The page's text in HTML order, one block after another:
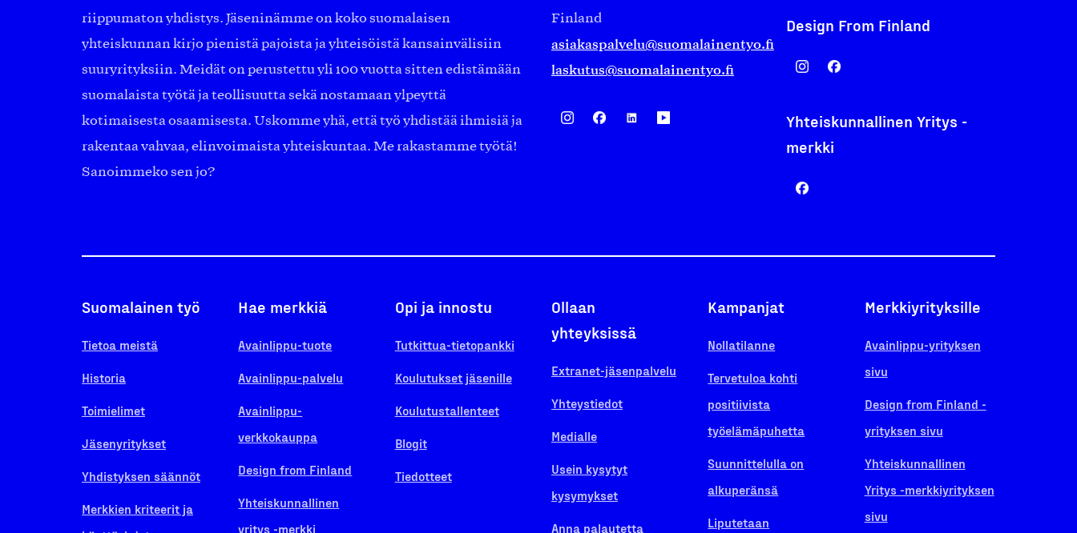
riippumaton yhdistys. Jäseninämme on koko suomalaisen
yhteiskunnan kirjo pienistä pajoista ja yhteisöistä kansainvälisiin
suuryrityksiin. Meidät on perustettu yli 100 vuotta sitten edistämään
suomalaista työtä ja teollisuutta sekä nostamaan ylpeyttä
kotimaisesta osaamisesta. Uskomme yhä, että työ yhdistää ihmisiä ja
rakentaa vahvaa, elinvoimaista yhteiskuntaa. Me rakastamme työtä!
Sanoimmeko sen jo?
Finland
asiakaspalvelu@suomalainentyo.fi
laskutus@suomalainentyo.fi
Design From Finland
Yhteiskunnallinen Yritys -
merkki
Suomalainen työ
Tietoa meistä
Historia
Toimielimet
Jäsenyritykset
Yhdistyksen säännöt
Merkkien kriteerit ja
Hae merkkiä
Avainlippu-tuote
Avainlippu-palvelu
Avainlippu-
verkkokauppa
Design from Finland
Yhteiskunnallinen
yritys -merkki
Opi ja innostu
Tutkittua-tietopankki
Koulutukset jäsenille
Koulutustallenteet
Blogit
Tiedotteet
Ollaan
yhteyksissä
Extranet-jäsenpalvelu
Yhteystiedot
Medialle
Usein kysytyt
kysymykset
Anna palautetta
Kampanjat
Nollatilanne
Tervetuloa kohti
positiivista
työelämäpuhetta
Suunnittelulla on
alkuperänsä
Liputetaan
Merkkiyrityksille
Avainlippu-yrityksen
sivu
Design from Finland -
yrityksen sivu
Yhteiskunnallinen
Yritys -merkkiyrityksen
sivu